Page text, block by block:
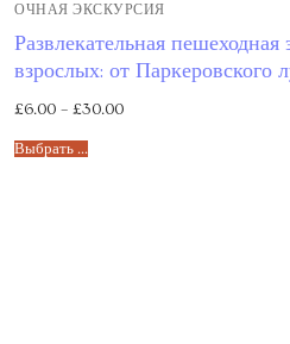
ОЧНАЯ ЭКСКУРСИЯ
Развлекательная пешеходная
взрослых: от Паркеровского
£6.00 – £30.00
Выбрать ...